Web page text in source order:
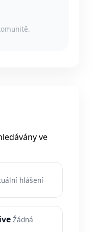
ve
hlášení
Žádná